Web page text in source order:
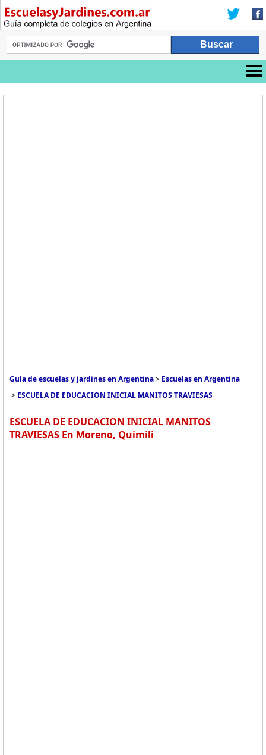
Guía de escuelas y jardines en Argentina> Escuelas en Argentina
> ESCUELA DE EDUCACION INICIAL MANITOS TRAVIESAS
ESCUELA DE EDUCACION INICIAL MANITOS
TRAVIESAS En Moreno, Quimili